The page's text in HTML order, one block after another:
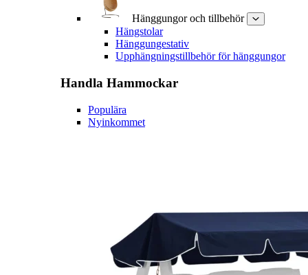
Hänggungor och tillbehör
Hängstolar
Hänggungestativ
Upphängningstillbehör för hänggungor
Handla Hammockar
Populära
Nyinkommet